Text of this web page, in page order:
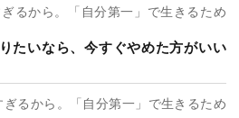
るから。「自分第一」で生きるため
たいなら、今すぐやめた方がいい
るから。「自分第一」で生きるため